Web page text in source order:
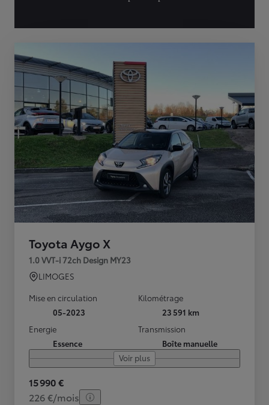
Toyota Aygo X
1.0 VVT-i 72ch Design MY23
LIMOGES
Mise en circulation
05-2023
Kilométrage
23 591 km
Energie
Essence
Transmission
Boîte manuelle
Voir plus
15 990 €
226 €/mois